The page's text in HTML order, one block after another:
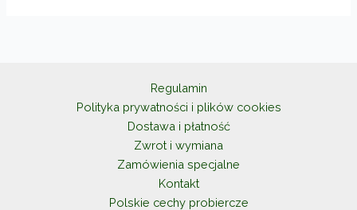
Regulamin
Polityka prywatności i plików cookies
Dostawa i płatność
Zwrot i wymiana
Zamówienia specjalne
Kontakt
Polskie cechy probiercze